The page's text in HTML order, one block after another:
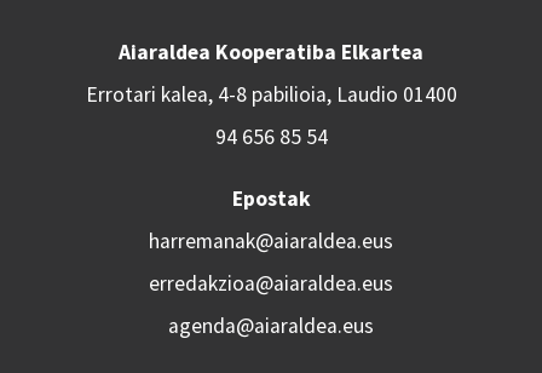
Aiaraldea Kooperatiba Elkartea
Errotari kalea, 4-8 pabilioia, Laudio 01400
94 656 85 54
Epostak
harremanak@aiaraldea.eus
erredakzioa@aiaraldea.eus
agenda@aiaraldea.eus